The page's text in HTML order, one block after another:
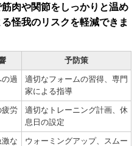
肉や関節をしっかりと温め
怪我のリスクを軽減できま
予防策
過
適切なフォームの習得、専門
家による指導
疲労
適切なトレーニング計画、休
息日の設定
な
ウォーミングアップ、スムー